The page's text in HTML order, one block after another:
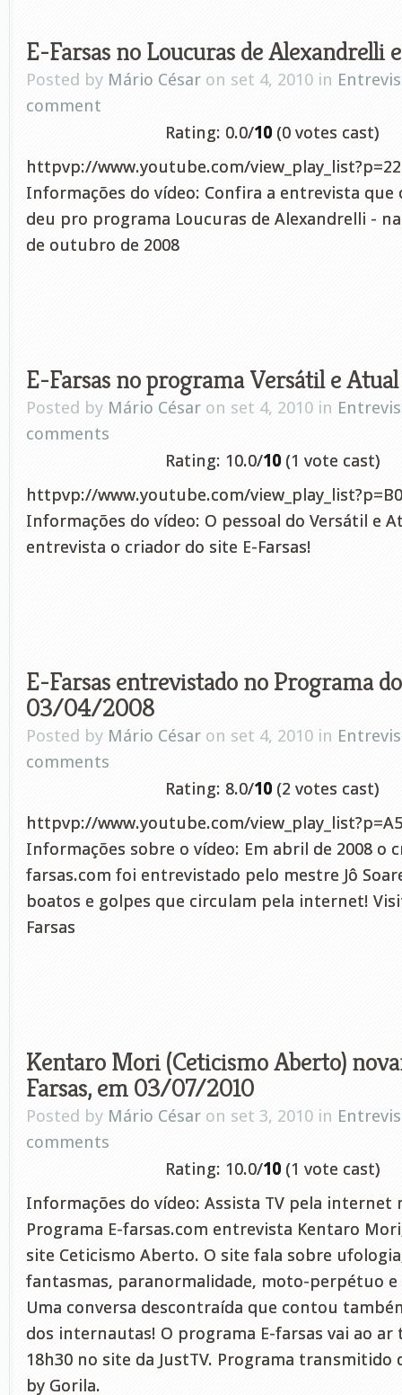
E-Farsas no Loucuras de
Posted by Mário César on set 4, 2010 in
comment
Rating: 0.0/10 (0 votes cast)
httpvp://www.youtube.com/
Informações do vídeo: Confira a entrevista que
deu pro programa Loucuras de Alexandrelli -
de outubro de 2008
E-Farsas no programa Versátil e
Posted by Mário César on set 4, 2010 in
comments
Rating: 10.0/10 (1 vote cast)
httpvp://www.youtube.com/
Informações do vídeo: O pessoal do Versátil e
entrevista o criador do site E-Farsas!
E-Farsas entrevistado no Programa
03/04/2008
Posted by Mário César on set 4, 2010 in
comments
Rating: 8.0/10 (2 votes cast)
httpvp://www.youtube.com/
Informações sobre o vídeo: Em abril de 2008 o
farsas.com foi entrevistado pelo mestre Jô
boatos e golpes que circulam pela internet!
Farsas
Kentaro Mori (Ceticismo Aberto)
Farsas, em 03/07/2010
Posted by Mário César on set 3, 2010 in
comments
Rating: 10.0/10 (1 vote cast)
Informações do vídeo: Assista TV pela internet
Programa E-farsas.com entrevista Kentaro
site Ceticismo Aberto. O site fala sobre
fantasmas, paranormalidade, moto-perpétuo
Uma conversa descontraída que contou
dos internautas! O programa E-farsas vai ao ar
18h30 no site da JustTV. Programa transmitido
by Gorila.